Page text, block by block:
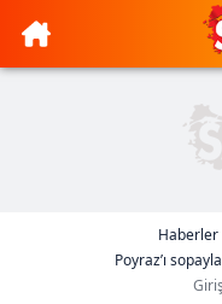
Haberler
Poyraz’ı